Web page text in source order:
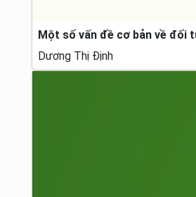
Một số vấn đề cơ bản về đối
Dương Thị Định